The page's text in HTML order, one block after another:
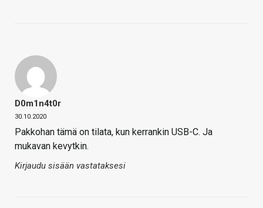
D0m1n4t0r
30.10.2020
Pakkohan tämä on tilata, kun kerrankin USB-C. Ja
mukavan kevytkin.
Kirjaudu sisään vastataksesi